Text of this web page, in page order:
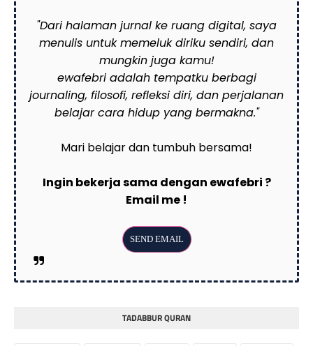
"Dari halaman jurnal ke ruang digital, saya
menulis untuk memeluk diriku sendiri, dan
mungkin juga kamu!
ewafebri adalah tempatku berbagi
journaling, filosofi, refleksi diri, dan perjalanan
belajar cara hidup yang bermakna."
Mari belajar dan tumbuh bersama!
Ingin bekerja sama dengan ewafebri ?
Email me !
TADABBUR QURAN